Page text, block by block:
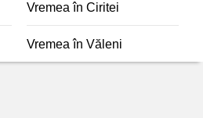
Vremea în Ciritei
Vremea în Văleni